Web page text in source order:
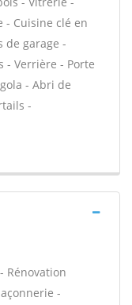
- Cuisine clé en
de garage -
- Verrière - Porte
- Abri de
-
Rénovation
-